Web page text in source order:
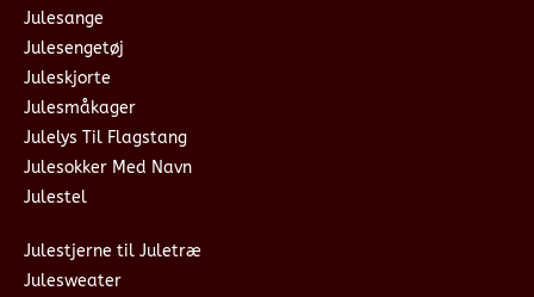
Julesange
Julesengetøj
Juleskjorte
Julesmåkager
Julelys Til Flagstang
Julesokker Med Navn
Julestel
Julestjerne til Juletræ
Julesweater